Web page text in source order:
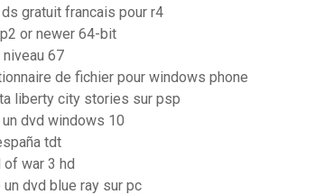
gratuit francais pour r4
or newer 64-bit
67
de fichier pour windows phone
liberty city stories sur psp
dvd windows 10
tdt
of war 3 hd
dvd blue ray sur pc